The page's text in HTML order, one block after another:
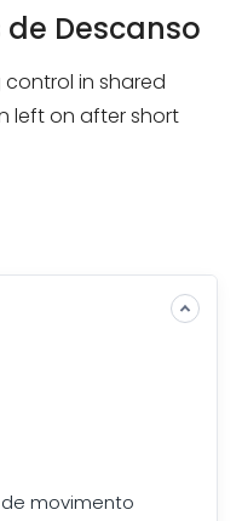
de Descanso
in shared
left on after short
movimento